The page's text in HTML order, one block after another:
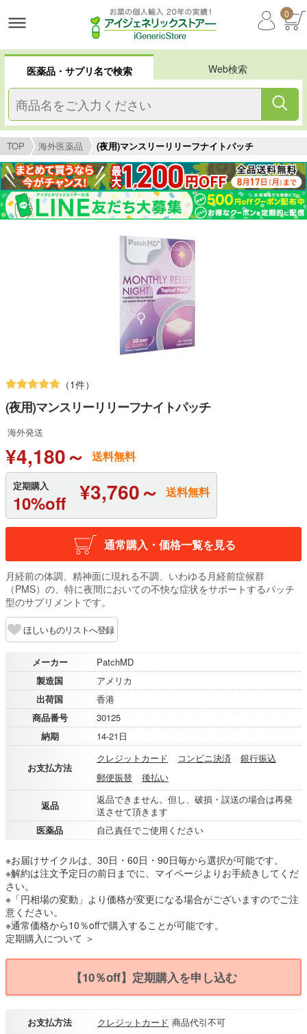
0
医薬品・サプリ名で検索 Web検索
TOP 海外医薬品 (夜用)マンスリーリリーフナイトパッチ
（1件）
(夜用)マンスリーリリーフナイトパッチ
海外発送
¥4,180～ 送料無料
定期購入
10%off ¥3,760～ 送料無料
通常購入・価格一覧を見る
月経前の体調、精神面に現れる不調、いわゆる月経前症候群
（PMS）の、特に夜間においての不快な症状をサポートするパッチ
型のサプリメントです。
ほしいものリストへ登録
メーカー
PatchMD
製造国
アメリカ
出荷国
香港
商品番号
30125
納期
14-21日
お支払方法
クレジットカード コンビニ決済
銀行振込
郵便振替
後払い
返品
返品できません。但し、破損・誤送の場合は再発
送させて頂きます
医薬品
自己責任でご使用ください
※お届けサイクルは、30日・60日・90日毎から選択が可能です。
※解約は注文予定日の前日までに、マイページよりお手続きしてくだ
さい。
※「円相場の変動」より価格が変更になる場合がございますのでご注
意ください。
※通常価格から10％offで購入することが可能です。
定期購入について ＞
【10％off】定期購入を申し込む
お支払方法 クレジットカード 商品代引不可